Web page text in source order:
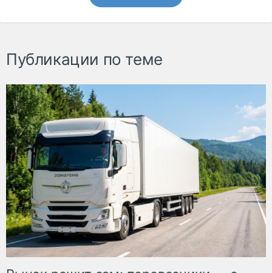
Публикации по теме